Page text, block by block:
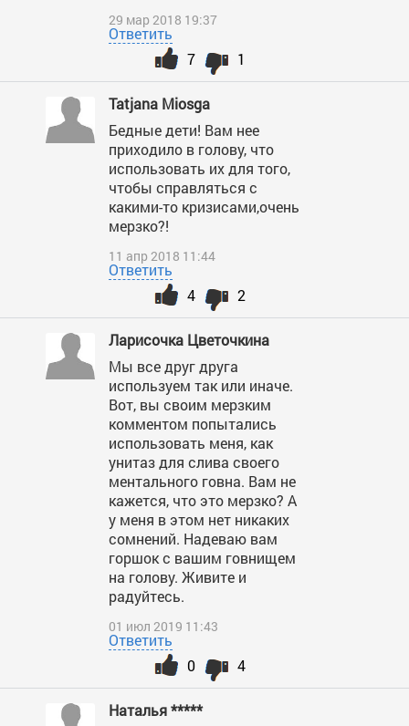
29 мар 2018 19:37
Ответить
1
7
Tatjana Miosga
Бедные дети! Вам нее
приходило в голову, что
использовать их для того,
чтобы справляться с
какими-то кризисами,очень
мерзко?!
11 апр 2018 11:44
Ответить
2
4
Ларисочка Цветочкина
Мы все друг друга
используем так или иначе.
Вот, вы своим мерзким
комментом попытались
использовать меня, как
унитаз для слива своего
ментального говна. Вам не
кажется, что это мерзко? А
у меня в этом нет никаких
сомнений. Надеваю вам
горшок с вашим говнищем
на голову. Живите и
радуйтесь.
01 июл 2019 11:43
Ответить
4
0
Наталья *****